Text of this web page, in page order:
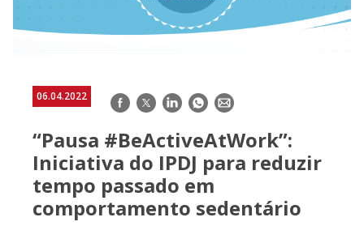
06.04.2022 Facebook
TwitterLinkedInWhatsApp
E-
“Pausa #BeActiveAtWork”:
Iniciativa do IPDJ para reduzir
tempo passado em
comportamento sedentário